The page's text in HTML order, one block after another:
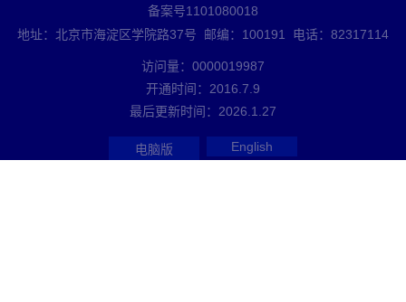
备案号1101080018
地址：北京市海淀区学院路37号 邮编：100191 电话：82317114
访问量： 0000019987
开通时间： 2016 7 9
最后更新时间： 2026 1 27
电脑版 English